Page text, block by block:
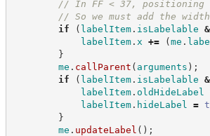
// In FF < 37,
// So we must add the
if
( labelItem. isLabelable
labelItem. x += (me .
}
me . callParent ( arguments ) ;
if
( labelItem. isLabelable
labelItem. oldHideLabel
labelItem. hideLabel =
}
me . updateLabel ( ) ;